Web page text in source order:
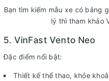
Bạn tìm kiếm mẫu xe có bảng
lý thì tham khảo
5. VinFast Vento Neo
Đặc điểm nổi bật:
Thiết kế thể thao, khỏe